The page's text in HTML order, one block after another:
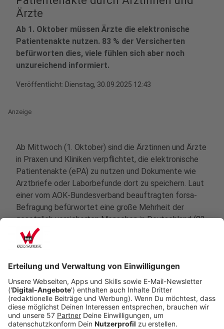
Ärzte
Ab 1. Oktober müssen Ärzte die elektronische
Patientenakte nutzen. 83 % der Versicherten
befürworten dies, viele fühlen sich aber noch
unzureichend informiert.
Veröffentlicht: Dienstag, 30.09.2025 12:43
Anzeige
Ab Mittwoch (1. Oktober) sind die Ärztinnen und Ärzte
in Praxen und Kliniken verpflichtet, die elektronische
Patientenakte (ePA) zu nutzen und Dokumente wie
Arztbriefe oder Laborbefunde dort zu speichern. Laut
einer vom AOK-Bundesverband beauftragten forsa-
Befragung befürwortet eine große Mehrheit der
gesetzlich versicherten Menschen in Deutschland (83
Prozent) diese Regelung zur verpflichtenden
Befüllung, nur 14 Prozent lehnen sie ab. Allerdings
Informationsbedarf beim Thema ePA.
Anzeige
So gibt die Mehrheit der Befragten (54 Prozent) an,